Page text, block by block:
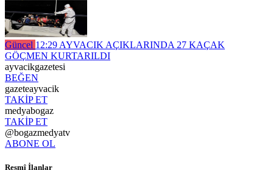
Güncel 12:29 AYVACIK AÇIKLARINDA 27 KAÇAK
GÖÇMEN KURTARILDI
ayvacikgazetesi
BEĞEN
gazeteayvacik
TAKİP ET
medyabogaz
TAKİP ET
@bogazmedyatv
ABONE OL
Resmî İlanlar